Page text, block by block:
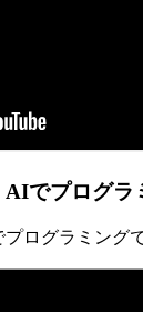
でプログラ
ログラミング